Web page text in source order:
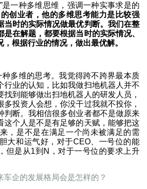
是一种多维思维，强调一种实事求是的
创业者，他的多维思考能力是比较强
当时的实际情况做最优判断。我们在整
在解题，都要根据当时的实际情况、
根据行业的情况，做出最优解。
种多维的思考。我觉得跨不跨界最本质
行业的认知，比如我做扫地机器人并不
找到能够做出扫地机器人的研发人员，
多投资人会想，你没干过我就不投你，
判断。我相信很多创业者都不是做原来
这个人是不是有足够的天赋，能够把这
，是不是在满足一个尚未被满足的需
大和运气好，对于CEO、一号位的能
但是从1到N，对于一号位的要求上升
车企的发展格局会是怎样的？